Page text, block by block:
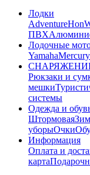
Лодки
Adventure
ПВХ
Лодочные
YamahaMercury
Рюкзаки и
мешки
системы
Одежда и
Штормовая
уборыОчки
Информация
Оплата и
карта